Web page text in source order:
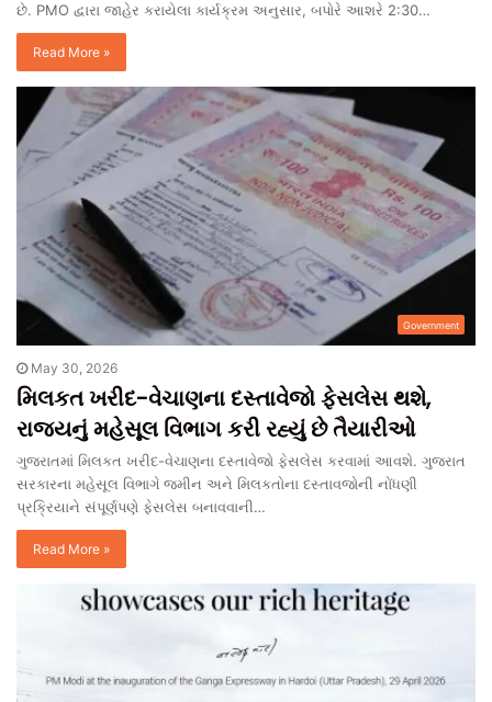
છે. PMO દ્વારા જાહેર કરાયેલા કાર્યક્રમ અનુસાર, બપોરે આશરે 2:30…
Read More »
Government
May 30, 2026
મિલકત ખરીદ-વેચાણના દસ્તાવેજો ફેસલેસ થશે,
રાજ્યનું મહેસૂલ વિભાગ કરી રહ્યું છે તૈયારીઓ
ગુજરાતમાં મિલકત ખરીદ-વેચાણના દસ્તાવેજો ફેસલેસ કરવામાં આવશે. ગુજરાત
સરકારના મહેસૂલ વિભાગે જમીન અને મિલકતોના દસ્તાવજોની નોંધણી
પ્રક્રિયાને સંપૂર્ણપણે ફેસલેસ બનાવવાની…
Read More »